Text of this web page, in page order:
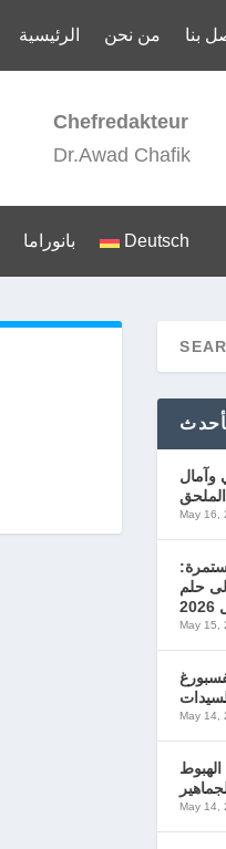
الرئيسية من نحن بنا
Chefredakteur
Dr.Awad Chafik
بانوراما Deutsch
وآمال
May 16,
حلم
May 15,
May 14,
May 14,